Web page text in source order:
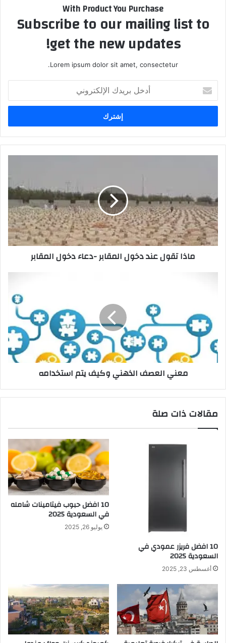
With Product You Purchase
Subscribe to our mailing list to
get the new updates!
Lorem ipsum dolor sit amet, consectetur.
بريدك
الإلكتروني
ماذا تقول عند دخول المقابر -دعاء دخول المقابر
معني العصف الذهني وكيف يتم استخدامه
مقالات ذات صلة
10 افضل فريزر عمودي​ في
السعودية​ 2025
أغسطس 23, 2025
10 افضل حبوب فيتامينات شامله​
في السعودية 2025
يوليو 26, 2025